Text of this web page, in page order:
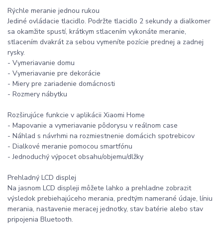
Rýchle meranie jednou rukou
Jediné ovládacie tlacidlo. Podržte tlacidlo 2 sekundy a dialkomer
sa okamžite spustí, krátkym stlacením vykonáte meranie,
stlacením dvakrát za sebou vymeníte pozície prednej a zadnej
rysky.
- Vymeriavanie domu
- Vymeriavanie pre dekorácie
- Miery pre zariadenie domácnosti
- Rozmery nábytku
Rozširujúce funkcie v aplikácii Xiaomi Home
- Mapovanie a vymeriavanie pôdorysu v reálnom case
- Náhlad s návrhmi na rozmiestnenie domácich spotrebicov
- Dialkové meranie pomocou smartfónu
- Jednoduchý výpocet obsahu/objemu/dlžky
Prehladný LCD displej
Na jasnom LCD displeji môžete lahko a prehladne zobrazit
výsledok prebiehajúceho merania, predtým namerané údaje, líniu
merania, nastavenie meracej jednotky, stav batérie alebo stav
pripojenia Bluetooth.